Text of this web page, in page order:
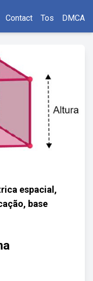
Contact Tos DMCA
espacial,
base